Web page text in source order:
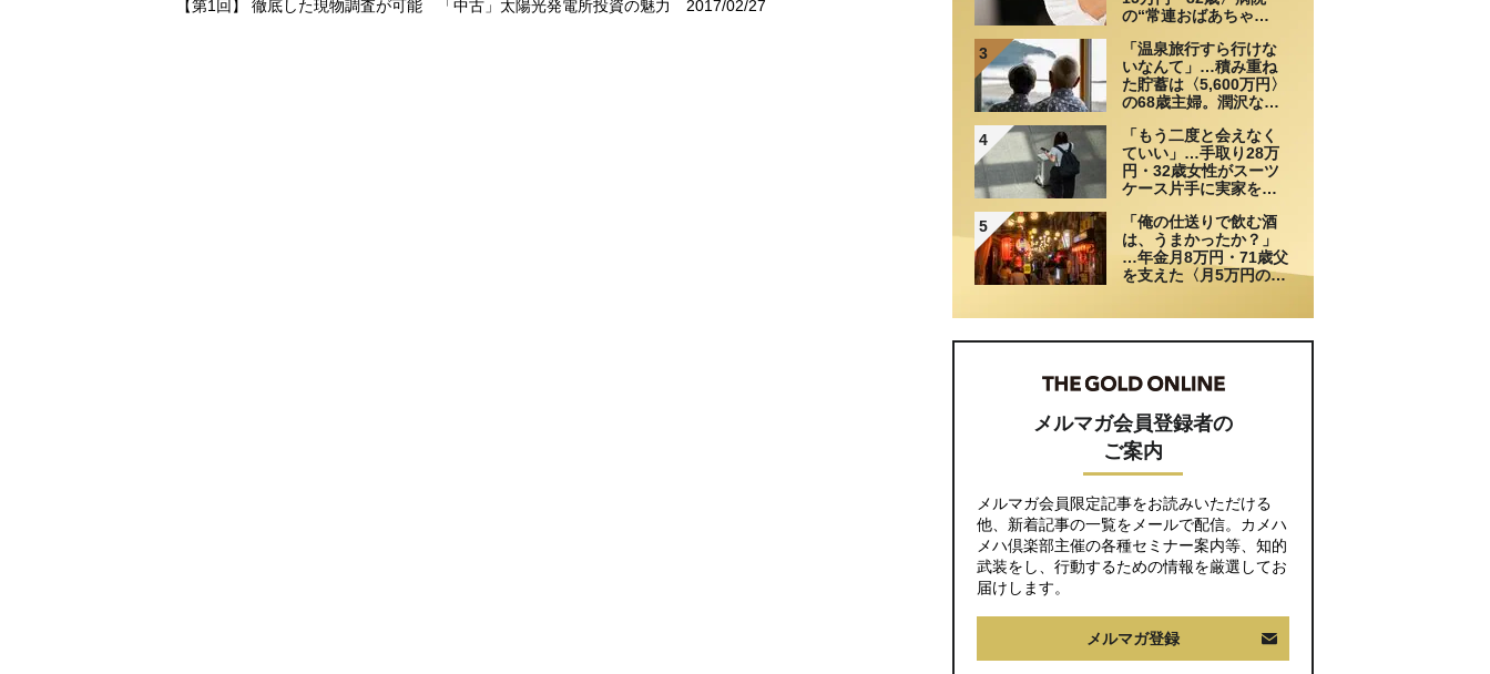
【第1回】 徹底した現物調査が可能 「中古」太陽光発電所投資の魅力 2017/02/27
の“常連おばあちゃ
社員の本音。それでも
通い続ける理由
3
「温泉旅行すら行けな
いなんて」…積み重ね
た貯蓄は〈5,600万円〉
の68歳主婦。潤沢な老
「馬鹿だった」肩を落
とす理由
4
「もう二度と会えなく
ていい」…手取り28万
円・32歳女性がスーツ
ケース片手に実家を飛
は66歳母の「背筋の凍
る一言」
5
「俺の仕送りで飲む酒
は、うまかったか？」
…年金月8万円・71歳父
を支えた〈月5万円の援
メルマガ会員登録者の
ご案内
メルマガ会員限定記事をお読みいただける
他、新着記事の一覧をメールで配信。カメハ
メハ倶楽部主催の各種セミナー案内等、知的
武装をし、行動するための情報を厳選してお
届けします。
メルマガ登録